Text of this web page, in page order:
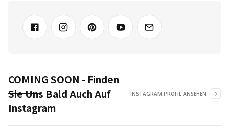
COMING SOON - Finden
Sie Uns Bald Auch Auf
Instagram
INSTAGRAM PROFIL ANSEHEN